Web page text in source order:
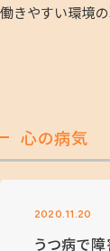
働きやすい環境
心の病気
2020.11.20
うつ病で